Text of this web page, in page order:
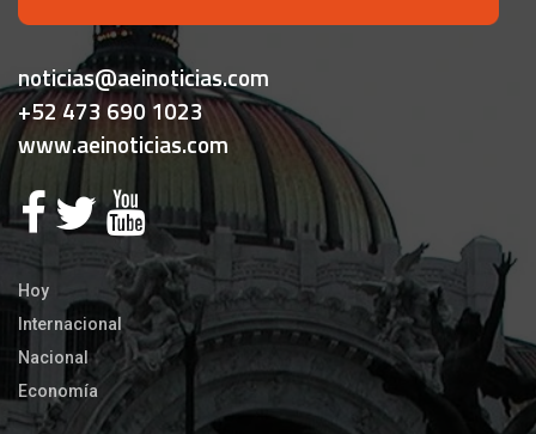
noticias@aeinoticias.com
+52 473 690 1023
www.aeinoticias.com
Hoy
Internacional
Nacional
Economía